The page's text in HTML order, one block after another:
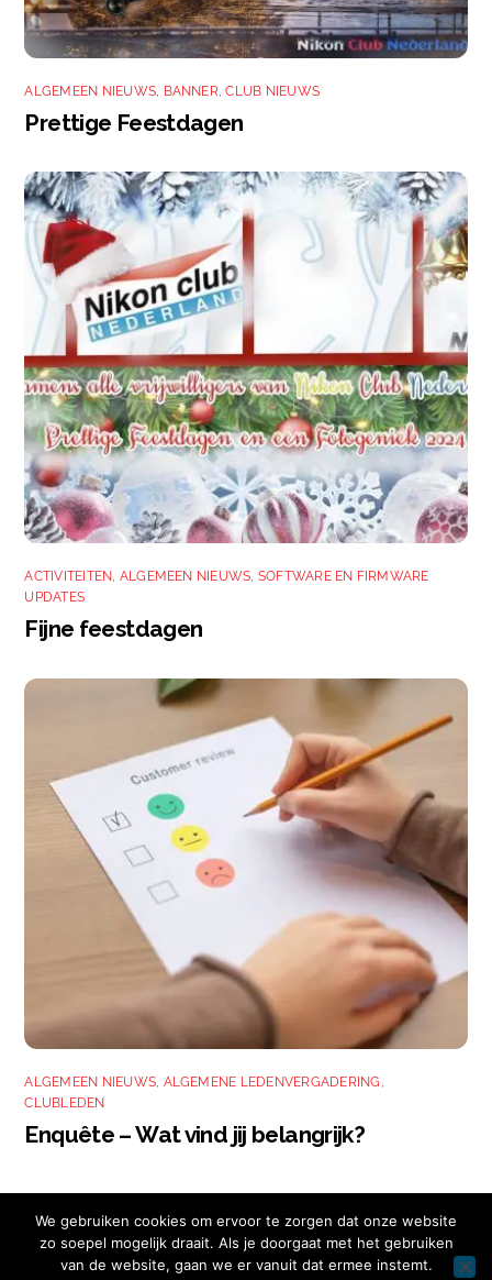
ALGEMEEN NIEUWS BANNER ,CLUB NIEUWS
Prettige Feestdagen
ACTIVITEITEN, ALGEMEEN NIEUWS, SOFTWARE EN FIRMWARE
UPDATES
Fijne feestdagen
ALGEMEEN NIEUWS, ALGEMENE LEDENVERGADERING ,
CLUBLEDEN
Enquête – Wat vind jij belangrijk?
We gebruiken cookies om ervoor te zorgen dat onze website
zo soepel mogelijk draait. Als je doorgaat met het gebruiken
van de website, gaan we er vanuit dat ermee instemt.